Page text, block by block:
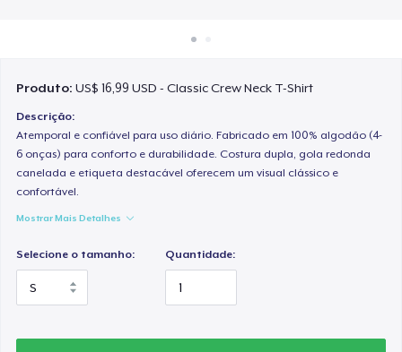
Produto:US$ 16,99 USD - Classic Crew Neck T-Shirt
Descrição:
Atemporal e confiável para uso diário. Fabricado em 100% algodão (4-
6 onças) para conforto e durabilidade. Costura dupla, gola redonda
canelada e etiqueta destacável oferecem um visual clássico e
confortável.
Mostrar Mais Detalhes
Selecione o tamanho: Quantidade: